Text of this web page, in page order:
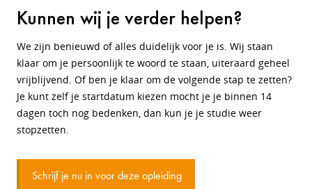
Kunnen wij je verder helpen?
We zijn benieuwd of alles duidelijk voor je is. Wij staan
klaar om je persoonlijk te woord te staan, uiteraard geheel
vrijblijvend. Of ben je klaar om de volgende stap te zetten?
Je kunt zelf je startdatum kiezen mocht je je binnen 14
dagen toch nog bedenken, dan kun je je studie weer
stopzetten.
Schrijf je nu in voor deze opleiding